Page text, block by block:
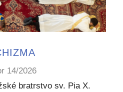
14/2026
bratrstvo sv. Pia X.